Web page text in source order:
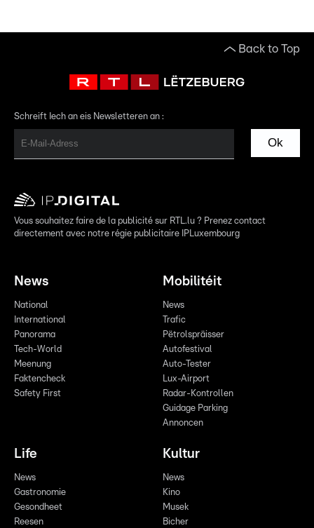
Back to Top
Schreift Iech an eis Newsletteren an :
Ok
Vous souhaitez faire de la publicité sur RTL.lu ? Prenez contact
directement avec notre régie publicitaire IPLuxembourg
News
National
International
Panorama
Tech-World
Meenung
Faktencheck
Safety First
Mobilitéit
News
Trafic
Pëtrolspräisser
Autofestival
Auto-Tester
Lux-Airport
Radar-Kontrollen
Guidage Parking
Annoncen
Life
News
Gastronomie
Gesondheet
Reesen
Kultur
News
Kino
Musek
Bicher